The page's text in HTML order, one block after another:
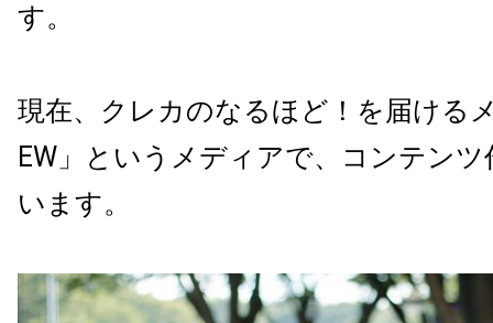
す。
現在、クレカのなるほど！を届ける
EW」というメディアで、コンテン
います。